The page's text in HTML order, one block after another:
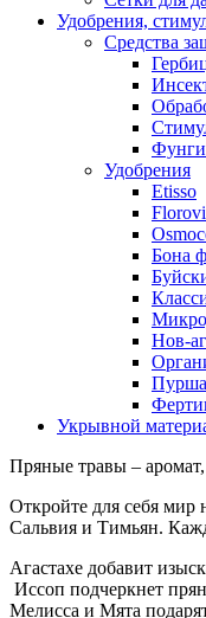
Удобрения,
Средства
Удобрения
Etisso
Бона
Нов-
Укрывной
Пряные травы –
Откройте для себя мир
Сальвия и Тимьян.
Агастахе добавит
Иссоп подчеркнет
Мелисса и Мята